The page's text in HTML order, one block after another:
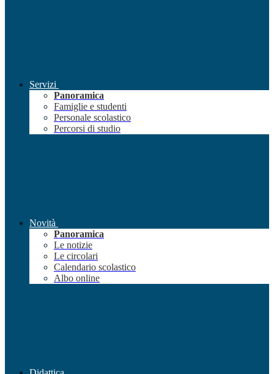
Servizi
Panoramica
Famiglie e studenti
Personale scolastico
Percorsi di studio
Novità
Panoramica
Le notizie
Le circolari
Calendario scolastico
Albo online